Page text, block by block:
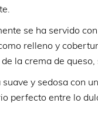
se ha servido
relleno y
la crema de
y sedosa con
perfecto entre lo